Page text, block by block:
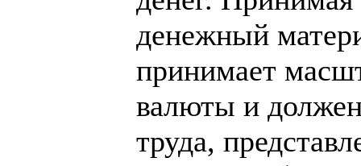
денежный
принимает
валюты и
труда,